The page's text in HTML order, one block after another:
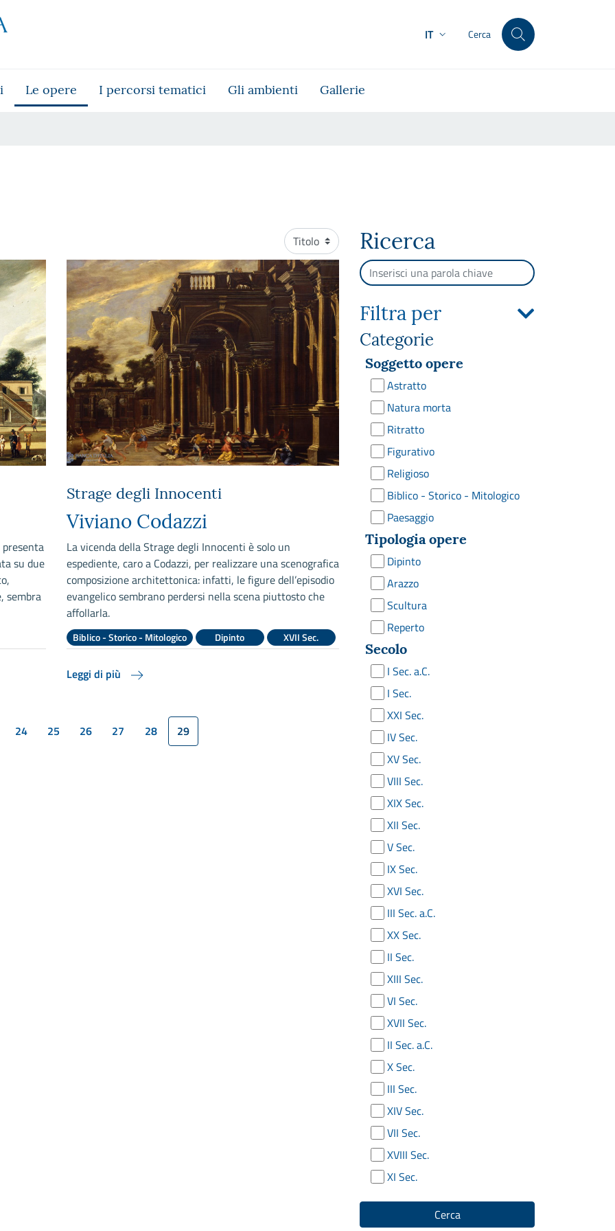
IT Cerca
Le opere I percorsi tematici Gli ambienti Gallerie
Ordinamento
su due
sembra
Strage degli Innocenti
Viviano Codazzi
La vicenda della Strage degli Innocenti è solo un
espediente, caro a Codazzi, per realizzare una scenografica
composizione architettonica: infatti, le figure dell’episodio
evangelico sembrano perdersi nella scena piuttosto che
affollarla.
Biblico - Storico - Mitologico Dipinto XVII Sec.
Leggi di più
24 25 26 27 28 29
Ricerca
Cerca per testo
Filtra per
Categorie
Soggetto opere
Astratto
Natura morta
Ritratto
Figurativo
Religioso
Biblico - Storico - Mitologico
Paesaggio
Tipologia opere
Dipinto
Arazzo
Scultura
Reperto
Secolo
I Sec. a.C.
I Sec.
XXI Sec.
IV Sec.
XV Sec.
VIII Sec.
XIX Sec.
XII Sec.
V Sec.
IX Sec.
XVI Sec.
III Sec. a.C.
XX Sec.
II Sec.
XIII Sec.
VI Sec.
XVII Sec.
II Sec. a.C.
X Sec.
III Sec.
XIV Sec.
VII Sec.
XVIII Sec.
XI Sec.
Cerca